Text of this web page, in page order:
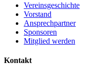
Vereinsgeschichte
Vorstand
Ansprechpartner
Sponsoren
Mitglied werden
Kontakt